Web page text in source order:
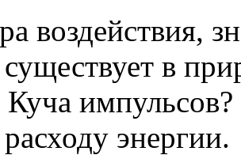
воздействия,
в
Куча
энергии.